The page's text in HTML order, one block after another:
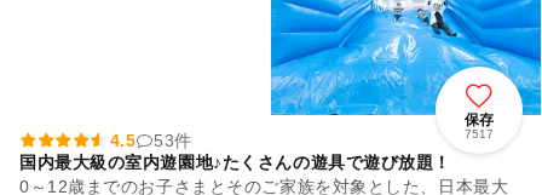
保存
7517
4.5
53件
国内最大級の室内遊園地♪たくさんの遊具で遊び放題！
0～12歳までのお子さまとそのご家族を対象とした、日本最大